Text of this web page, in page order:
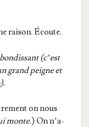
rai­son. Écoute.
bon­dis­sant (c’est
grand peigne et
on nous
monte.) On n’a­